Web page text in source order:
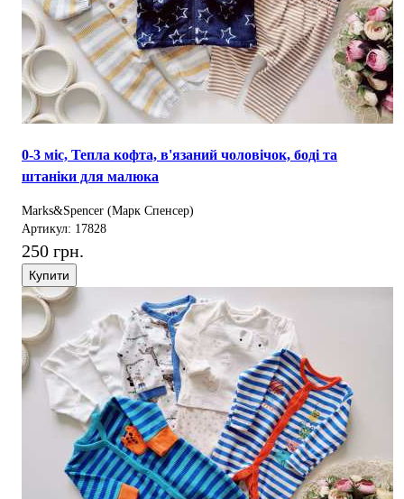
0-3 міс, Тепла кофта, в'язаний чоловічок, боді та
штаніки для малюка
Marks&Spencer (Марк Спенсер)
Артикул: 17828
250 грн.
Купити